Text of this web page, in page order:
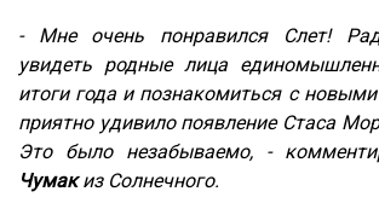
- Мне очень понравился Слет!
увидеть родные лица
итоги года и познакомиться с
приятно удивило появление Стаса
Это было незабываемо, -
Чумакиз Солнечного.